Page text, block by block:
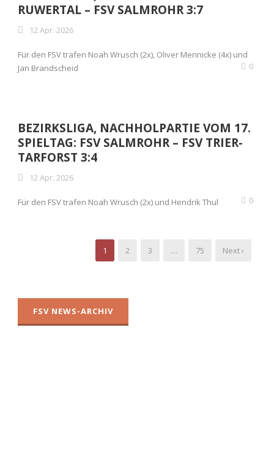
RUWERTAL – FSV SALMROHR 3:7
12 Apr. 2026
Für den FSV trafen Noah Wrusch (2x), Oliver Mennicke (4x) und
Jan Brandscheid
0
BEZIRKSLIGA, NACHHOLPARTIE VOM 17.
SPIELTAG: FSV SALMROHR – FSV TRIER-
TARFORST 3:4
12 Apr. 2026
Für den FSV trafen Noah Wrusch (2x) und Hendrik Thul 0
1 2 3 … 75 Next ›
FSV NEWS-ARCHIV